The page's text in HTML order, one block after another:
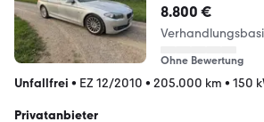
8.800 €
Ohne Bewertung
Unfallfrei • EZ 12/2010 • 205.000 km • 150
Privatanbieter